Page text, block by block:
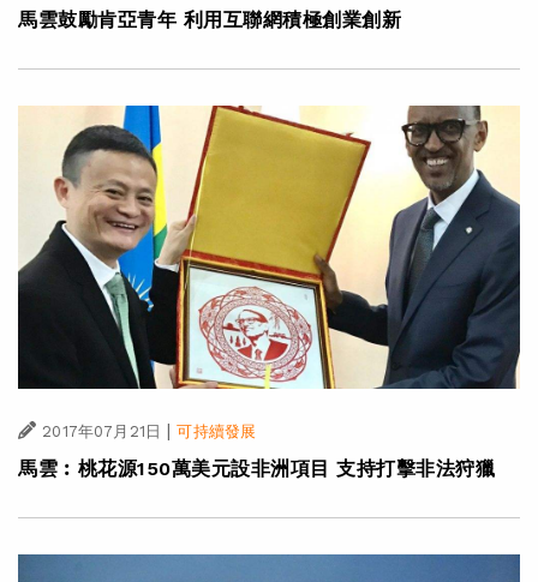
馬雲鼓勵肯亞青年 利用互聯網積極創業創新
2017年07月21日 | 可持續發展
馬雲︰桃花源150萬美元設非洲項目 支持打擊非法狩獵